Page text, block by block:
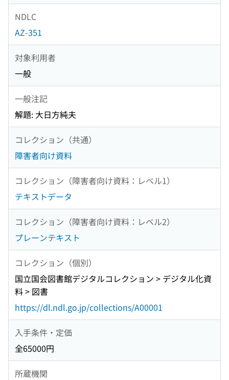
NDLC
AZ-351
対象利用者
一般
一般注記
解題: 大日方純夫
コレクション（共通）
障害者向け資料
コレクション（障害者向け資料：レベル1）
テキストデータ
コレクション（障害者向け資料：レベル2）
プレーンテキスト
コレクション（個別）
国立国会図書館デジタルコレクション > デジタル化資
料 > 図書
https://dl.ndl.go.jp/collections/A00001
入手条件・定価
全65000円
所蔵機関